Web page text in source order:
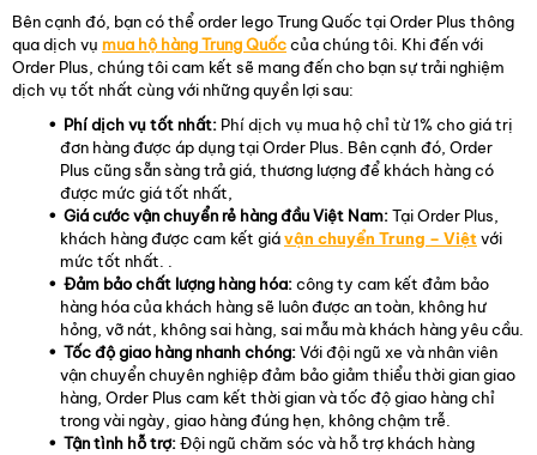
Bên cạnh đó, bạn có thể order lego Trung Quốc tại Order Plus thông
qua dịch vụ mua hộ hàng Trung Quốccủa chúng tôi. Khi đến với
Order Plus, chúng tôi cam kết sẽ mang đến cho bạn sự trải nghiệm
dịch vụ tốt nhất cùng với những quyền lợi sau:
Phí dịch vụ tốt nhất: Phí dịch vụ mua hộ chỉ từ 1% cho giá trị
đơn hàng được áp dụng tại Order Plus. Bên cạnh đó, Order
Plus cũng sẵn sàng trả giá, thương lượng để khách hàng có
được mức giá tốt nhất,
Giá cước vận chuyển rẻ hàng đầu Việt Nam:Tại Order Plus,
khách hàng được cam kết giávận chuyển Trung – Việtvới
mức tốt nhất. .
Đảm bảo chất lượng hàng hóa:công ty cam kết đảm bảo
hàng hóa của khách hàng sẽ luôn được an toàn, không hư
hỏng, vỡ nát, không sai hàng, sai mẫu mà khách hàng yêu cầu.
Tốc độ giao hàng nhanh chóng:Với đội ngũ xe và nhân viên
vận chuyển chuyên nghiệp đảm bảo giảm thiểu thời gian giao
hàng, Order Plus cam kết thời gian và tốc độ giao hàng chỉ
trong vài ngày, giao hàng đúng hẹn, không chậm trễ.
Tận tình hỗ trợ:Đội ngũ chăm sóc và hỗ trợ khách hàng